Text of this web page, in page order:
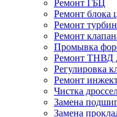
Ремонт ГБЦ
Ремонт блока
Ремонт турбин
Ремонт
Промывка
Ремонт ТНВД
Регулировка
Ремонт
Чистка
Замена
Замена